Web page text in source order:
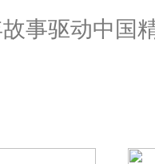
故事驱动中国